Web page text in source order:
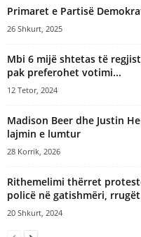
Primaret e Partisë
26 Shkurt, 2025
​Mbi 6 mijë shtetas të
pak preferohet votimi...
12 Tetor, 2024
Madison Beer dhe Justin
lajmin e lumtur
28 Korrik, 2026
Rithemelimi thërret
policë në gatishmëri,
20 Shkurt, 2024